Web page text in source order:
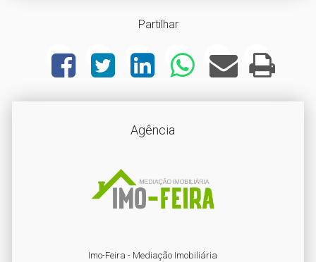
Partilhar
Agência
Imo-Feira - Mediação Imobiliária